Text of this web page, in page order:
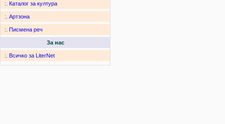
:. Каталог за култура
:. Артзона
:. Писмена реч
За нас
:. Всичко за LiterNet